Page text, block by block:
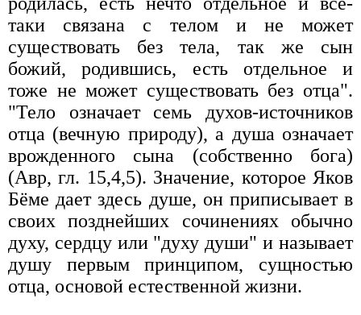
таки связана с телом и не может
существовать без тела, так же сын
божий, родившись, есть отдельное и
тоже не может существовать без отца".
"Тело означает семь духов-источников
отца (вечную природу), а душа означает
врожденного сына (собственно бога)
(Авр, гл. 15,4,5). Значение, которое Яков
Бёме дает здесь душе, он приписывает в
своих позднейших сочинениях обычно
духу, сердцу или "духу души" и называет
душу первым принципом, сущностью
отца, основой естественной жизни.